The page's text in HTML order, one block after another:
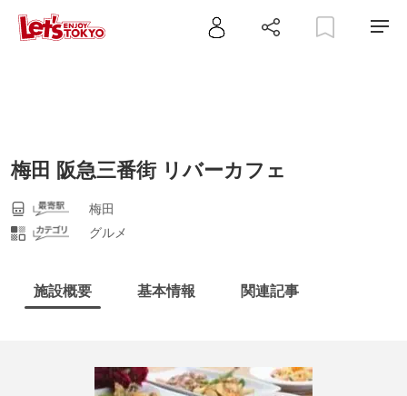
梅田 阪急三番街 リバーカフェ
梅田
グルメ
施設概要 基本情報 関連記事